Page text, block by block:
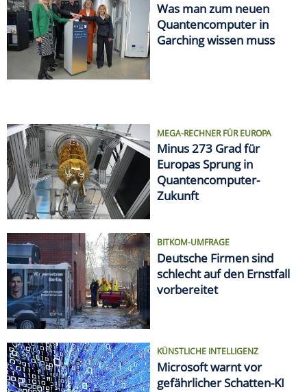
Was man zum neuen
Quantencomputer in
Garching wissen muss
MEGA-RECHNER FÜR EUROPA
Minus 273 Grad für
Europas Sprung in
Quantencomputer-
Zukunft
BITKOM-UMFRAGE
Deutsche Firmen sind
schlecht auf den Ernstfall
vorbereitet
KÜNSTLICHE INTELLIGENZ
Microsoft warnt vor
gefährlicher Schatten-KI